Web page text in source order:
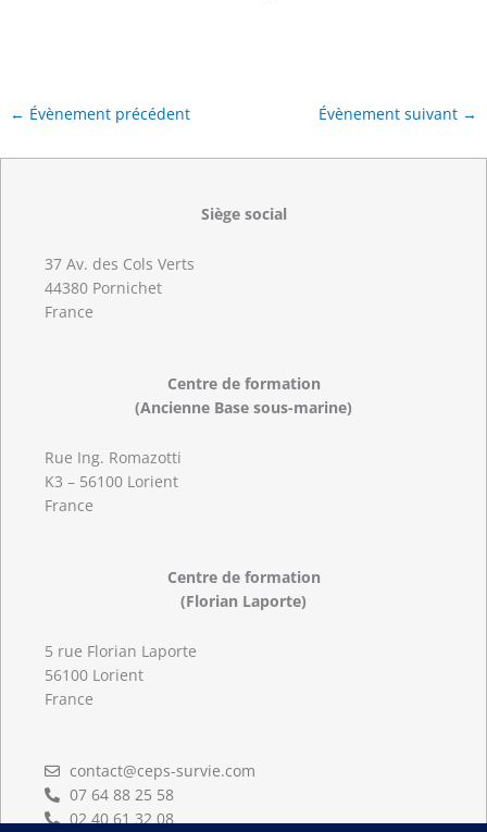
← Évènement précédent Évènement suivant →
Siège social
37 Av. des Cols Verts
44380 Pornichet
France
Centre de formation
(Ancienne Base sous-marine)
Rue Ing. Romazotti
K3 – 56100 Lorient
France
Centre de formation
(Florian Laporte)
5 rue Florian Laporte
56100 Lorient
France
contact@ceps-survie.com
07 64 88 25 58
02 40 61 32 08